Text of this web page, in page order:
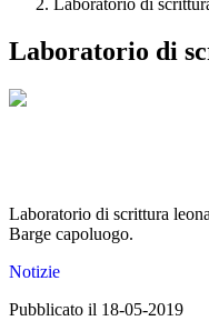
Laboratorio di
Laboratorio di
Laboratorio di scrittura
Barge capoluogo.
Notizie
Pubblicato il 18-05-2019